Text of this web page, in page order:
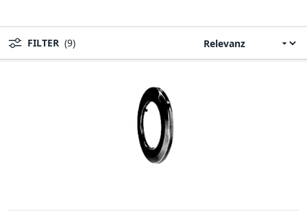
FILTER (9)